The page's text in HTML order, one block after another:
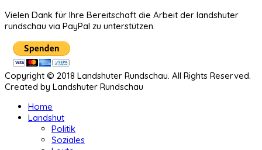
Vielen Dank für Ihre Bereitschaft die Arbeit der landshuter
rundschau via PayPal zu unterstützen.
Copyright © 2018 Landshuter Rundschau. All Rights Reserved.
Created by Landshuter Rundschau
Home
Landshut
Politik
Soziales